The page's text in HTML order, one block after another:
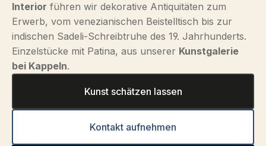
Interior führen wir dekorative Antiquitäten zum
Erwerb, vom venezianischen Beistelltisch bis zur
indischen Sadeli-Schreibtruhe des 19. Jahrhunderts.
Einzelstücke mit Patina, aus unserer Kunstgalerie
bei Kappeln.
Kunst schätzen lassen
Kontakt aufnehmen